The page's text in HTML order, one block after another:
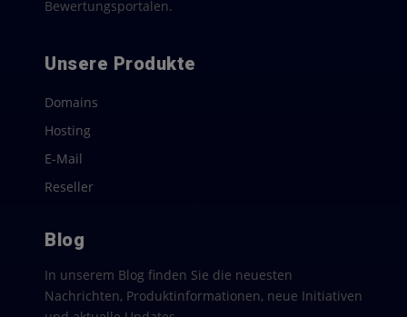
Bewertungsportalen.
Unsere Produkte
Domains
Hosting
E-Mail
Reseller
Blog
In unserem Blog finden Sie die neuesten
Nachrichten, Produktinformationen, neue Initiativen